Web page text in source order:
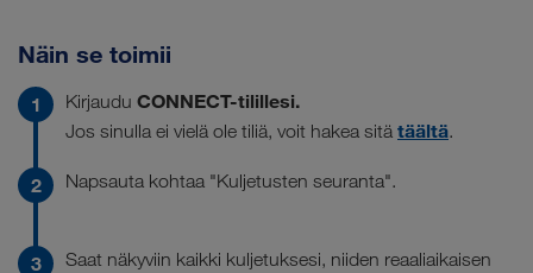
Näin se toimii
Kirjaudu CONNECT-tilillesi.
Jos sinulla ei vielä ole tiliä, voit hakea sitä täältä.
Napsauta kohtaa "Kuljetusten seuranta".
Saat näkyviin kaikki kuljetuksesi, niiden reaaliaikaisen